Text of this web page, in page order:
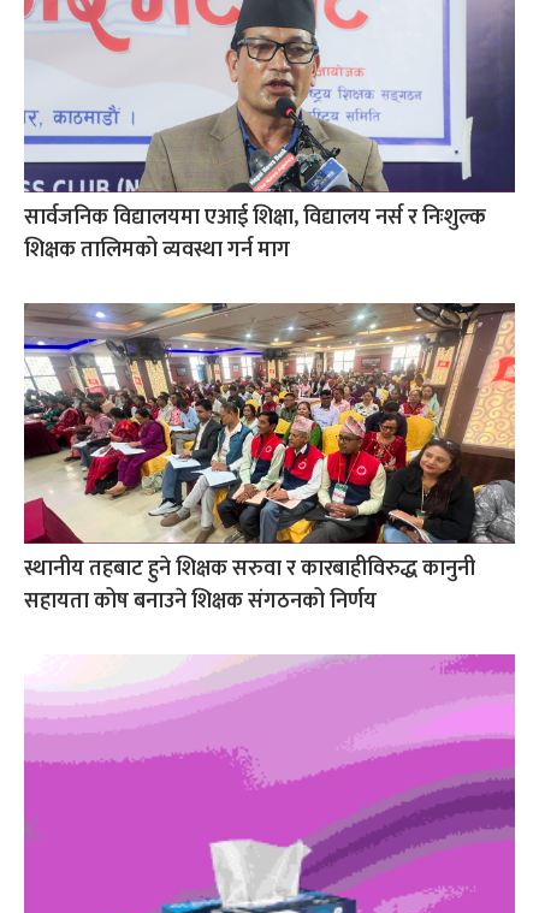
सार्वजनिक विद्यालयमा एआई शिक्षा, विद्यालय नर्स र निःशुल्क
शिक्षक तालिमको व्यवस्था गर्न माग
स्थानीय तहबाट हुने शिक्षक सरुवा र कारबाहीविरुद्ध कानुनी
सहायता कोष बनाउने शिक्षक संगठनको निर्णय